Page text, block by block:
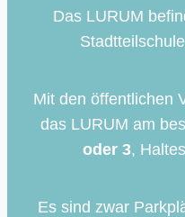
Das LURUM
Mit den öffentlichen
das LURUM am
oder 3,
Es sind zwar